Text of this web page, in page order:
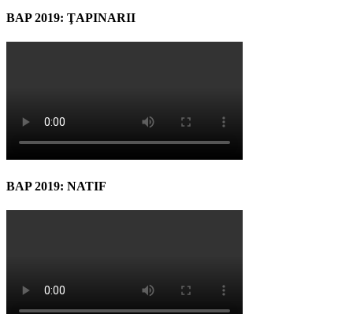
BAP 2019: ŢAPINARII
BAP 2019: NATIF